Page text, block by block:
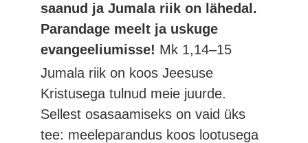
saanud ja Jumala riik on lähedal.
Parandage meelt ja uskuge
evangeeliumisse! Mk 1,14–15
Jumala riik on koos Jeesuse
Kristusega tulnud meie juurde.
Sellest osasaamiseks on vaid üks
tee: meeleparandus koos lootusega